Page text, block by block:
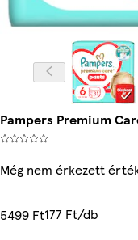
Pampers Premium
Még nem érkezett
5499 Ft177 Ft/db